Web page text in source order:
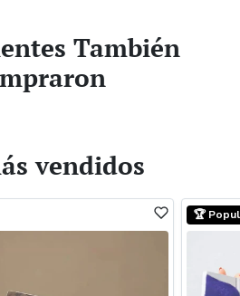
También
vendidos
🏆